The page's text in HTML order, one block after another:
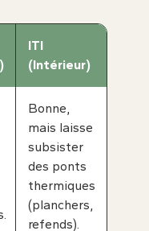
ITI
(Intérieur)
Bonne,
mais laisse
subsister
des ponts
thermiques
(planchers,
refends).